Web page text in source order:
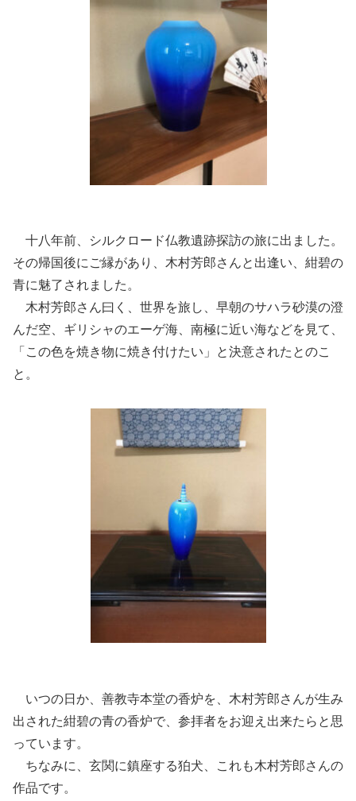
十八年前、シルクロード仏教遺跡探訪の旅に出ました。
その帰国後にご縁があり、木村芳郎さんと出逢い、紺碧の
青に魅了されました。
木村芳郎さん曰く、世界を旅し、早朝のサハラ砂漠の澄
んだ空、ギリシャのエーゲ海、南極に近い海などを見て、
「この色を焼き物に焼き付けたい」と決意されたとのこ
と。
いつの日か、善教寺本堂の香炉を、木村芳郎さんが生み
出された紺碧の青の香炉で、参拝者をお迎え出来たらと思
っています。
ちなみに、玄関に鎮座する狛犬、これも木村芳郎さんの
作品です。